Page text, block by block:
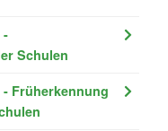
-
Schulen
Früherkennung